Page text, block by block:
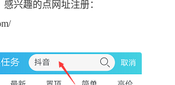
兴趣的点网址注册：